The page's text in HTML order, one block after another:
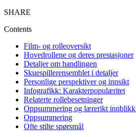
SHARE
Contents
Film- og rolleoversikt
Hovedrollene og deres prestasjoner
Detaljer om handlingen
Skuespillerensemblet i detaljer
Personlige perspektiver og innsikt
Infografikk: Karakterpopulæritet
Relaterte rollebesetninger
Oppsummering og lærerikt innblikk
Oppsummering
Ofte stilte spørsmål